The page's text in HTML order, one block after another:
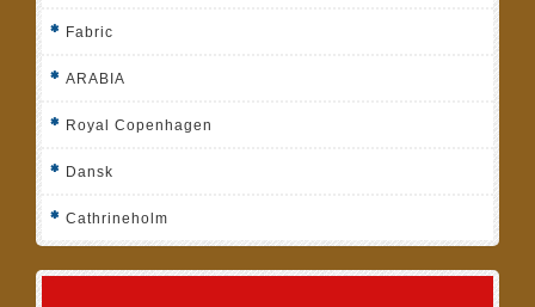
Fabric
ARABIA
Royal Copenhagen
Dansk
Cathrineholm